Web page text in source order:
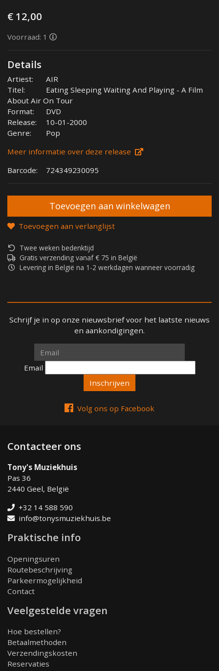
€ 12,00
Voorraad: 1
Details
Artiest:
AIR
Titel:
Eating Sleeping Waiting And Playing - A Film
About Air On Tour
Format:
DVD
Release:
10-01-2000
Genre:
Pop
Meer informatie over deze release
Barcode:
724349230095
Toevoegen aan verlanglijst
Twee weken bedenktijd
Gratis verzending vanaf € 75 in België
Levering in België na 1-2 werkdagen wanneer voorradig
Schrijf je in op onze nieuwsbrief voor het laatste nieuws
en aankondigingen.
Email
Email
Volg ons op Facebook
Contacteer ons
Tony's Muziekhuis
Pas 36
2440 Geel, België
+32 14 588 590
info@tonysmuziekhuis.be
Praktische info
Openingsuren
Routebeschrijving
Parkeermogelijkheid
Contact
Veelgestelde vragen
Hoe bestellen?
Betaalmethoden
Verzendingskosten
Reservaties